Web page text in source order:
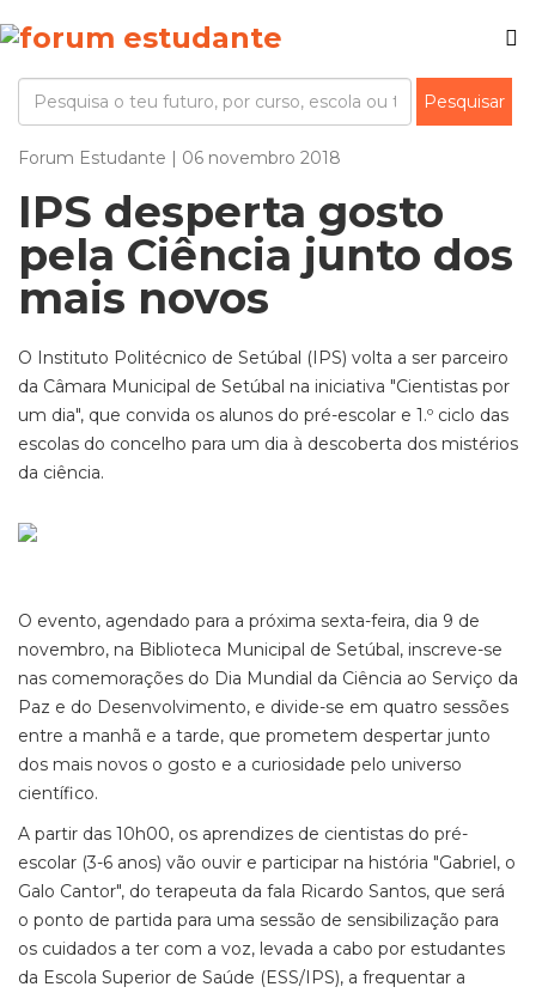
Forum Estudante | 06 novembro 2018
IPS desperta gosto
pela Ciência junto dos
mais novos
O Instituto Politécnico de Setúbal (IPS) volta a ser parceiro
da Câmara Municipal de Setúbal na iniciativa "Cientistas por
um dia", que convida os alunos do pré-escolar e 1.º ciclo das
escolas do concelho para um dia à descoberta dos mistérios
da ciência.
O evento, agendado para a próxima sexta-feira, dia 9 de
novembro, na Biblioteca Municipal de Setúbal, inscreve-se
nas comemorações do Dia Mundial da Ciência ao Serviço da
Paz e do Desenvolvimento, e divide-se em quatro sessões
entre a manhã e a tarde, que prometem despertar junto
dos mais novos o gosto e a curiosidade pelo universo
científico.
A partir das 10h00, os aprendizes de cientistas do pré-
escolar (3-6 anos) vão ouvir e participar na história "Gabriel, o
Galo Cantor", do terapeuta da fala Ricardo Santos, que será
o ponto de partida para uma sessão de sensibilização para
os cuidados a ter com a voz, levada a cabo por estudantes
da Escola Superior de Saúde (ESS/IPS), a frequentar a